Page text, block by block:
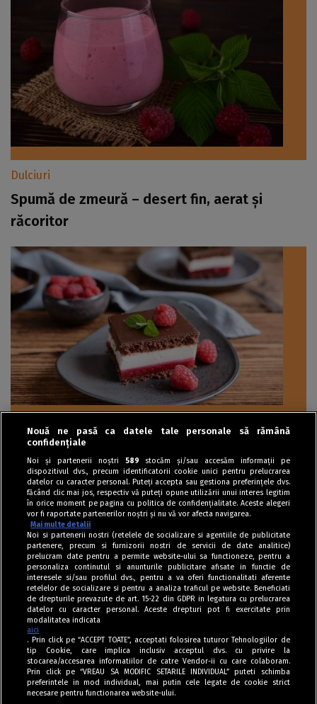
Dulciuri
Spumă de zmeură – desert fin, aerat și
răcoritor
Dulciuri
Prăjitură cu jeleu de zmeură și cremă de
mascarpone
Tag index
Nouă ne pasă ca datele tale personale să rămână
confidențiale
Noi și partenerii noștri 589 stocăm și/sau accesăm informații pe
dispozitivul dvs., precum identificatorii cookie unici pentru prelucrarea
datelor cu caracter personal. Puteți accepta sau gestiona preferințele dvs.
făcând clic mai jos, respectiv vă puteți opune utilizării unui interes legitim
în orice moment pe pagina cu politica de confidențialitate. Aceste alegeri
vor fi raportate partenerilor noștri și nu vă vor afecta navigarea.
Mai multe detalii
Noi si partenerii nostri (retelele de socializare si agentiile de publicitate
partenere, precum si furnizorii nostri de servicii de date analitice)
prelucram date pentru a permite website-ului sa functioneze, pentru a
personaliza continutul si anunturile publicitare afisate in functie de
interesele si/sau profilul dvs., pentru a va oferi functionalitati aferente
retelelor de socializare si pentru a analiza traficul pe website. Beneficiati
de drepturile prevazute de art. 15-22 din GDPR in legatura cu prelucrarea
datelor cu caracter personal. Aceste drepturi pot fi exercitate prin
modalitatea indicata
aici
. Prin click pe “ACCEPT TOATE”, acceptati folosirea tuturor Tehnologiilor de
tip Cookie, care implica inclusiv acceptul dvs. cu privire la
stocarea/accesarea informatiilor de catre Vendor-ii cu care colaboram.
Prin click pe “VREAU SA MODIFIC SETARILE INDIVIDUAL” puteti schimba
preferintele in mod individual, mai putin cele legate de cookie strict
necesare pentru functionarea website-ului.